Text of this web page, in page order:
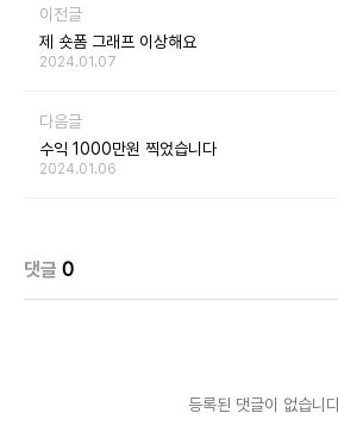
이전글
제 숏폼 그래프 이상해요
2024.01.07
다음글
수익 1000만원 찍었습니다
2024.01.06
댓글 0
등록된 댓글이 없습니